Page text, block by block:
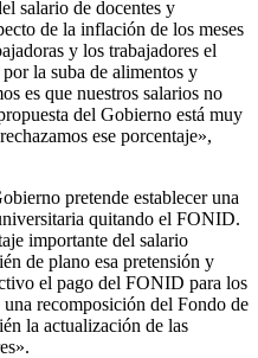
salario de docentes y
de la inflación de los meses
y los trabajadores el
la suba de alimentos y
es que nuestros salarios no
del Gobierno está muy
ese porcentaje»,
pretende establecer una
quitando el FONID.
importante del salario
de plano esa pretensión y
el pago del FONID para los
recomposición del Fondo de
la actualización de las